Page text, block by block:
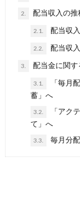
2. 配当収入の推
2.1. 配当収
2.2. 配当収
3. 配当金に関
3.1.
「毎月
蓄」へ
3.2.
「アク
て」へ
3.3. 毎月分